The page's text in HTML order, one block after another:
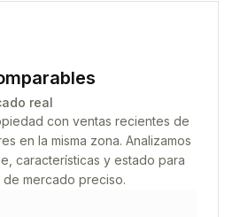
real
con ventas recientes de
en la misma zona. Analizamos
características y estado para
mercado preciso.